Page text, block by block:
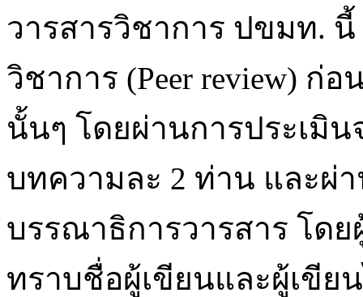
วารสารวิชาการ ปขมท.
วิชาการ (Peer review)
นั้นๆ โดยผ่านการประเมิ
บทความละ 2 ท่าน และผ่
บรรณาธิการวารสาร โด
ทราบชื่อผู้เขียนและผู้เขีย